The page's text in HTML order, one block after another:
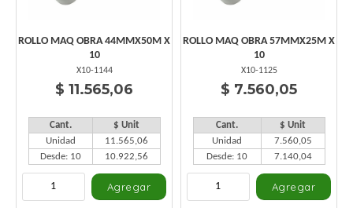
ROLLO MAQ OBRA 44MMX50M X
10
X10-1144
$ 11.565,06
Cant.
$ Unit
Unidad
11.565,06
Desde: 10
10.922,56
ROLLO MAQ OBRA 57MMX25M X
10
X10-1125
$ 7.560,05
Cant.
$ Unit
Unidad
7.560,05
Desde: 10
7.140,04